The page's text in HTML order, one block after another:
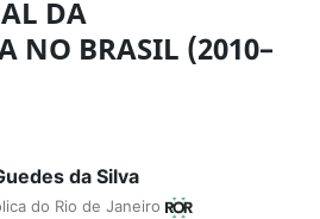
DA
NO BRASIL (2010–
da Silva
do Rio de Janeiro